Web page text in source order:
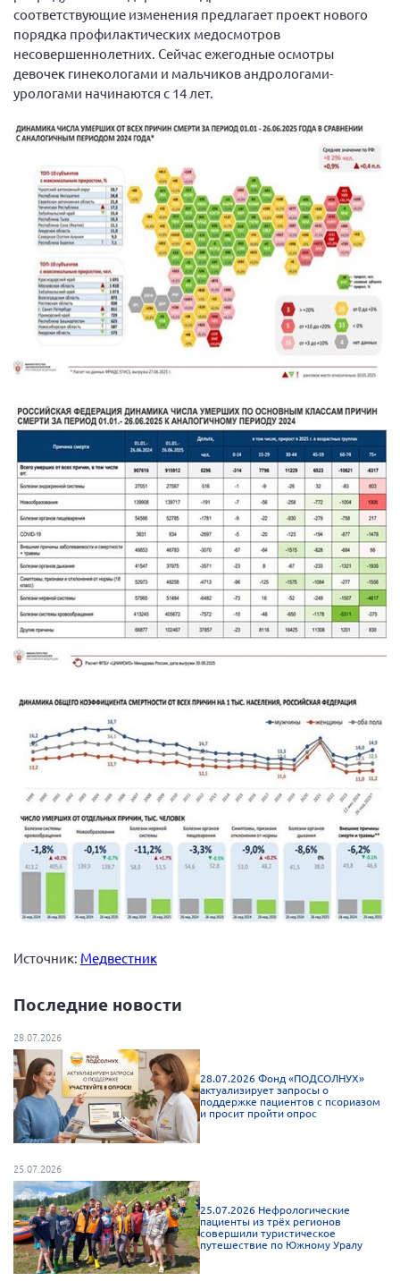
Мурманская область
Нижегородская область
Новгородская область
Новосибирская область
Омская область
Пензенская область
Республика Башкортостан
Республика Бурятия
Республика Карелия
Республика Калмыкия
Республика Хакасия
Ростовская область
г. Севастополь
Самарская область СОРС
Самарская область ПРИЗМА
Самарская область СГОРС
Свердловская область
Смоленская область
Ставропольский край
Сахалинская область
Ульяновская область
Челябинская область
Ярославская область
соответствующие изменения предлагает проект нового
порядка профилактических медосмотров
несовершеннолетних. Сейчас ежегодные осмотры
девочек гинекологами и мальчиков андрологами-
урологами начинаются с 14 лет.
Источник: Медвестник
Последние новости
28.07.2026
28.07.2026 Фонд «ПОДСОЛНУХ»
актуализирует запросы о
поддержке пациентов с псориазом
и просит пройти опрос
25.07.2026
25.07.2026 Нефрологические
пациенты из трёх регионов
совершили туристическое
путешествие по Южному Уралу